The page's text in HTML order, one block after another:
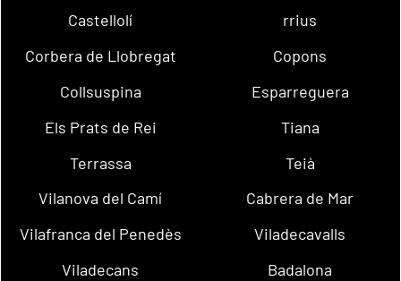
Castellolí
rrius
Corbera de Llobregat
Copons
Collsuspina
Esparreguera
Els Prats de Rei
Tiana
Terrassa
Teià
Vilanova del Camí
Cabrera de Mar
Vilafranca del Penedès
Viladecavalls
Viladecans
Badalona